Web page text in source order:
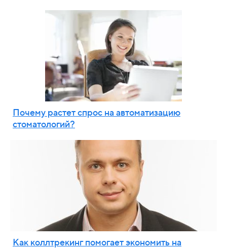
Почему растет спрос на автоматизацию
стоматологий?
Как коллтрекинг помогает экономить на